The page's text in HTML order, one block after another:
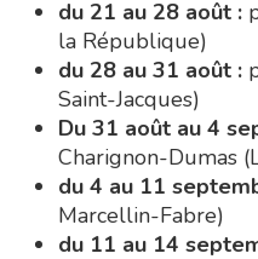
Marcellin-Fabre)
du 11 au 14
(place de la
Le 14 septembre :
Dumas (La
du 14 au 18
(Laguépie)
du 18 au 25
du 25 au 28